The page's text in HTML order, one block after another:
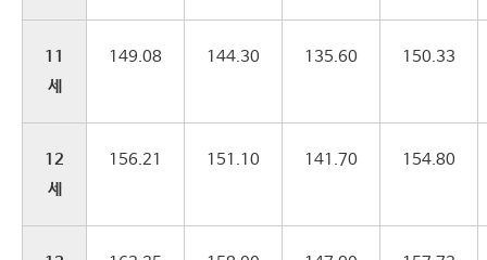
11
세
149.08 144.30 135.60 150.33
12
세
156.21 151.10 141.70 154.80